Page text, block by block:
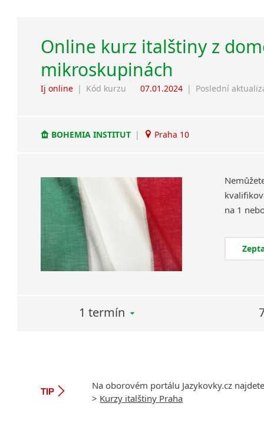
Online kurz italštiny z
mikroskupinách
Ij online | Kód kurzu 07.01.2024 | Poslední
BOHEMIA INSTITUT | Praha 10
1 termín
TIP
Na oborovém portálu Jazykovky.cz
> Kurzy italštiny Praha